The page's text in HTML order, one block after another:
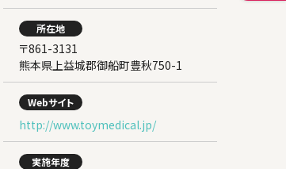
所在地
〒861-3131
熊本県上益城郡御船町豊秋750-1
Webサイト
http://www.toymedical.jp/
実施年度